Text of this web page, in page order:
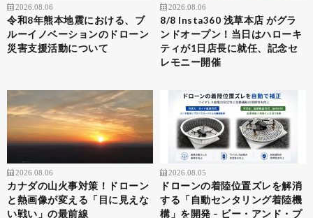
2026.08.06
令和8年熊本地震における、ブ
ルーイノベーションのドローン
災害支援活動について
2026.08.06
8/8 Insta360 浅草本店 がグラ
ンドオープン！当日はハローキ
ティが1日店長に就任、記念セ
レモニー開催
2026.08.06
カナダの山火事対策！ドローン
と熱画像が変える「目に見えな
い戦い」の最前線
2026.08.05
ドローンの着陸位置ズレを解消
する「自動センタリング着陸機
構」を開発 – ビー・アンド・プ